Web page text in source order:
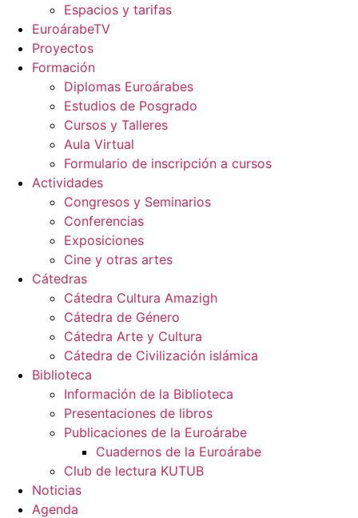
Espacios y tarifas
EuroárabeTV
Proyectos
Formación
Diplomas Euroárabes
Estudios de Posgrado
Cursos y Talleres
Aula Virtual
Formulario de inscripción a cursos
Actividades
Congresos y Seminarios
Conferencias
Exposiciones
Cine y otras artes
Cátedras
Cátedra Cultura Amazigh
Cátedra de Género
Cátedra Arte y Cultura
Cátedra de Civilización islámica
Biblioteca
Información de la Biblioteca
Presentaciones de libros
Publicaciones de la Euroárabe
Cuadernos de la Euroárabe
Club de lectura KUTUB
Noticias
Agenda